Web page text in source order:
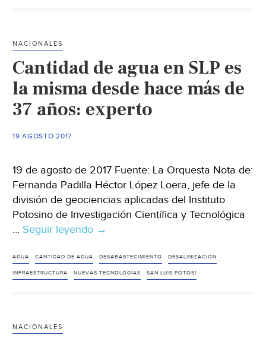
NACIONALES
Cantidad de agua en SLP es
la misma desde hace más de
37 años: experto
19 AGOSTO 2017
19 de agosto de 2017 Fuente: La Orquesta Nota de:
Fernanda Padilla Héctor López Loera, jefe de la
división de geociencias aplicadas del Instituto
Potosino de Investigación Científica y Tecnológica
… Seguir leyendo Cantidad
agua
en
→
AGUA CANTIDAD DE AGUA DESABASTECIMIENTO DESALINIZACIÓN
INFRAESTRUCTURA NUEVAS TECNOLOGÍAS SAN LUIS POTOSÍ
NACIONALES